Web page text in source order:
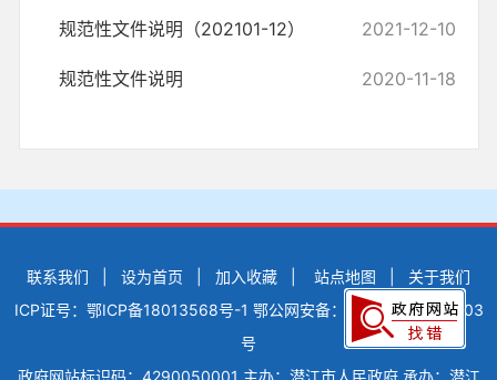
规范性文件说明（202101-12） 2021-12-10
规范性文件说明 2020-11-18
联系我们 设为首页 加入收藏 站点地图
关于我们
ICP证号：鄂ICP备18013568号-1 鄂公网安备：42900502000503
号
政府网站标识码：4290050001 主办：潜江市人民政府 承办：潜江